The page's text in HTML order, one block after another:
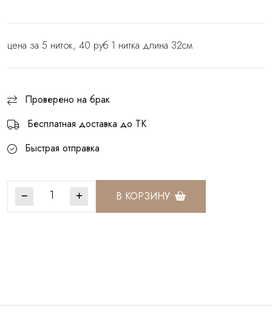
цена за 5 ниток, 40 руб 1 нитка длина 32см
Проверено на брак
Бесплатная доставка до ТК
Быстрая отправка
В КОРЗИНУ